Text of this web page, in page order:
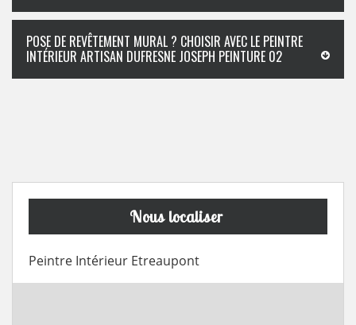
POSE DE REVÊTEMENT MURAL ? CHOISIR AVEC LE PEINTRE
INTÉRIEUR ARTISAN DUFRESNE JOSEPH PEINTURE 02
Nous localiser
Peintre Intérieur Etreaupont